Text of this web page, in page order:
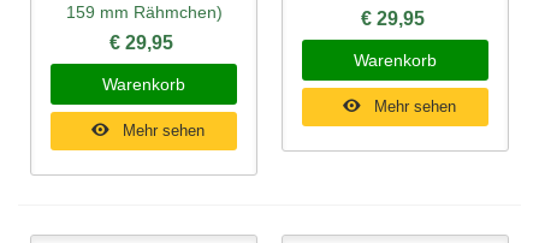
159 mm Rähmchen)
€ 29,95
Warenkorb
Mehr sehen
€ 29,95
Warenkorb
Mehr sehen